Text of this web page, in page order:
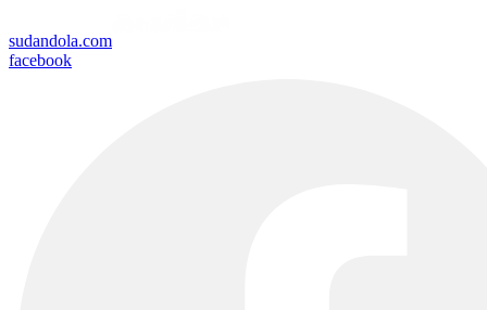
sudandola.com
facebook